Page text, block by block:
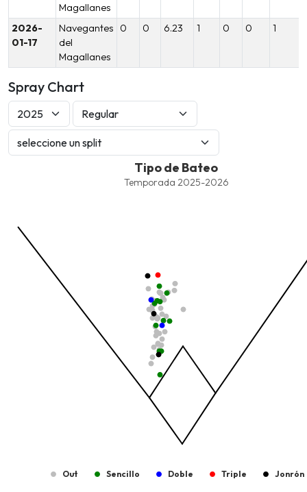
Magallanes
2026-
01-17
Navegantes
del
Magallanes
0 0 6.23 1 0 0 1
Spray Chart
Combination chart with 9 data series.
The chart has 1 X axis displaying values. Data ranges from -
The chart has 1 Y axis displaying values. Data ranges from -
Tipo de Bateo
Temporada 2025-2026
Out Sencillo Doble Triple Jonrón